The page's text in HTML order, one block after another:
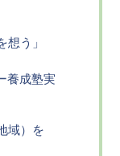
想う」
養成塾実
域）を